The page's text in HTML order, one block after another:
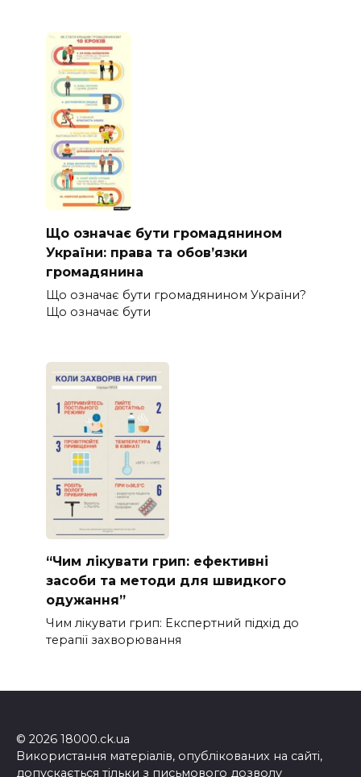
Що означає бути громадянином
України: права та обов’язки
громадянина
Що означає бути громадянином України?
Що означає бути
“Чим лікувати грип: ефективні
засоби та методи для швидкого
одужання”
Чим лікувати грип: Експертний підхід до
терапії захворювання
© 2026 18000.ck.ua
Використання матеріалів, опублікованих на сайті,
допускається тільки з письмового дозволу